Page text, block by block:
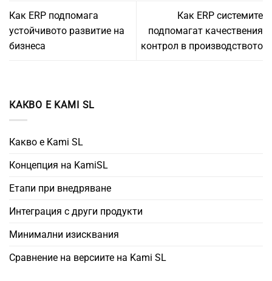
Как ERP подпомага
устойчивото развитие на
бизнеса
Как ERP системите
подпомагат качествения
контрол в производството
КАКВО Е KAMI SL
Какво е Kami SL
Концепция на KamiSL
Етапи при внедряване
Интеграция с други продукти
Минимални изисквания
Сравнение на версиите на Kami SL